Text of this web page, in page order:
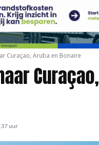
Curaçao, Aruba en Bonaire
Curaçao,
uur